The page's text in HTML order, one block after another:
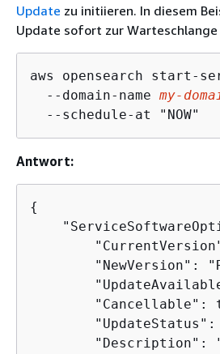
Update zu initiieren. In diesem
Update sofort zur
aws opensearch start-
  --domain-name
my-
  --schedule-at "NOW"
Antwort:
{
"NewVersion":
"Cancellable":
"UpdateStatus":
"Description":